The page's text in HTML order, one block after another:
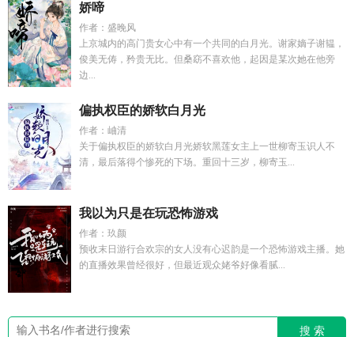
娇啼
作者：盛晚风
上京城内的高门贵女心中有一个共同的白月光。谢家嫡子谢韫，
俊美无俦，矜贵无比。但桑窈不喜欢他，起因是某次她在他旁
边...
偏执权臣的娇软白月光
作者：岫清
关于偏执权臣的娇软白月光娇软黑莲女主上一世柳寄玉识人不
清，最后落得个惨死的下场。重回十三岁，柳寄玉...
我以为只是在玩恐怖游戏
作者：玖颜
预收末日游行合欢宗的女人没有心迟韵是一个恐怖游戏主播。她
的直播效果曾经很好，但最近观众姥爷好像看腻...
搜 索